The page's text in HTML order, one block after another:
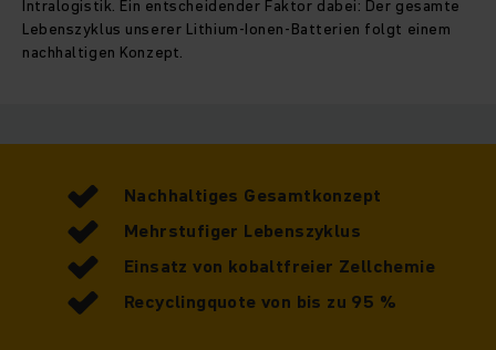
Intralogistik. Ein entscheidender Faktor dabei: Der gesamte
Lebenszyklus unserer Lithium-Ionen-Batterien folgt einem
nachhaltigen Konzept.
Nachhaltiges Gesamtkonzept
Mehrstufiger Lebenszyklus
Einsatz von kobaltfreier Zellchemie
Recyclingquote von bis zu 95 %